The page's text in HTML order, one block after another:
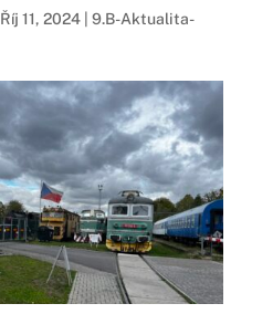
Říj 11, 2024| 9.B-Aktualita-